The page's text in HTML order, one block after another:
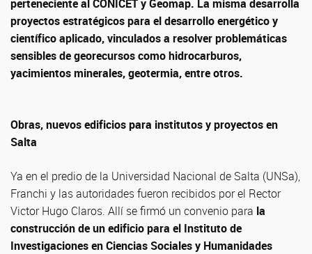
perteneciente al CONICET y Geomap. La misma desarrolla
proyectos estratégicos para el desarrollo energético y
científico aplicado, vinculados a resolver problemáticas
sensibles de georecursos como hidrocarburos,
yacimientos minerales, geotermia, entre otros.
Obras, nuevos edificios para institutos y proyectos en
Salta
Ya en el predio de la Universidad Nacional de Salta (UNSa),
Franchi y las autoridades fueron recibidos por el Rector
Victor Hugo Claros. Allí se firmó un convenio para la
construcción de un edificio para el Instituto de
Investigaciones en Ciencias Sociales y Humanidades